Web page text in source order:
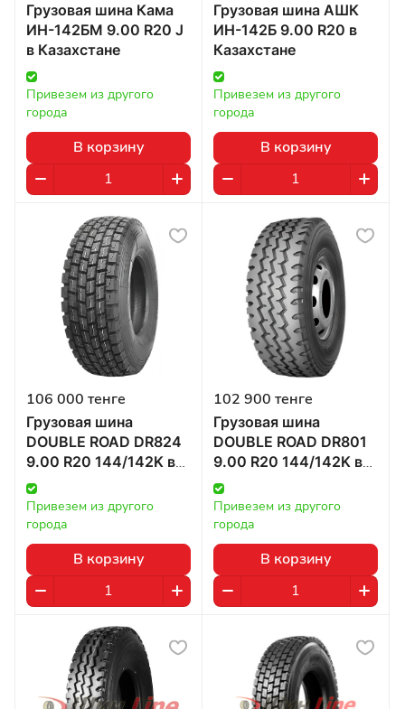
Грузовая шина Кама
ИН-142БМ 9.00 R20 J
в Казахстане
Привезем из другого
города
В корзину
Грузовая шина АШК
ИН-142Б 9.00 R20 в
Казахстане
Привезем из другого
города
В корзину
106 000 тенге
Грузовая шина
DOUBLE ROAD DR824
9.00 R20 144/142K в
Казахстане
Привезем из другого
города
В корзину
102 900 тенге
Грузовая шина
DOUBLE ROAD DR801
9.00 R20 144/142K в
Казахстане
Привезем из другого
города
В корзину